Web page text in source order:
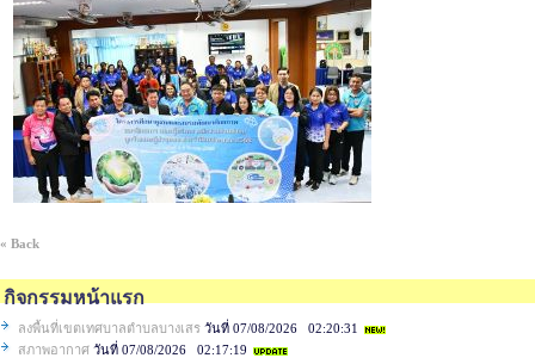
« Back
กิจกรรมหน้าแรก
ลงพื้นที่เขตเทศบาลตำบลบางเสร วันที่ 07/08/2026 02:20:31
สภาพอากาศ วันที่ 07/08/2026 02:17:19